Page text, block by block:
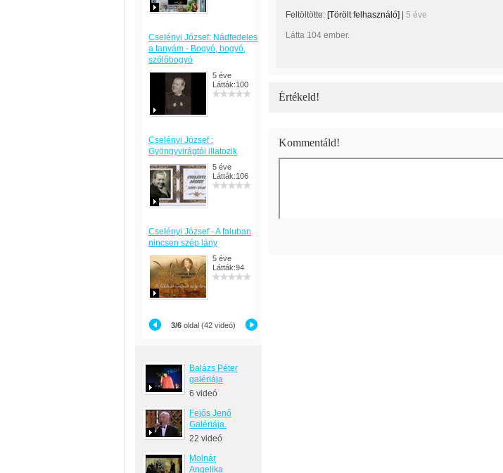
Cselényi József: Nádfedeles
a tanyám - Bogyó, bogyó,
szőlőbogyó
5 éve
Látták:100
Cselényi József :
Gyöngyvirágtól illatozik
5 éve
Látták:106
Cselényi József - A faluban
nincsen szép lány
5 éve
Látták:94
3/6 oldal (42 videó)
Balázs Péter
galériája
6 videó
Fejős Jenő
Galériája.
22 videó
Molnár
Angelika
Feltöltötte: [Törölt felhasználó] 5 éve
Látta 104 ember.
Értékeld!
Kommentáld!